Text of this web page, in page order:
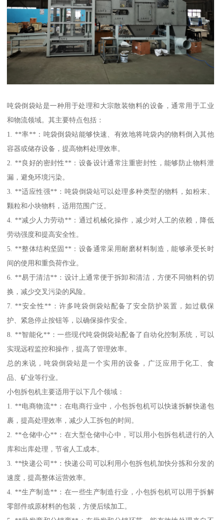
吨袋倒袋站是一种用于处理和大宗散装物料的设备，通常用于工业
和物流领域。其主要特点包括：
1. **率**：吨袋倒袋站能够快速、有效地将吨袋内的物料倒入其他
容器或储存设备，提高物料处理效率。
2. **良好的密封性**：设备设计通常注重密封性，能够防止物料泄
漏，避免环境污染。
3. **适应性强**：吨袋倒袋站可以处理多种类型的物料，如粉末、
颗粒和小块物料，适用范围广泛。
4. **减少人力劳动**：通过机械化操作，减少对人工的依赖，降低
劳动强度和提高安全性。
5. **整体结构坚固**：设备通常采用耐磨材料制造，能够承受长时
间的使用和重负荷作业。
6. **易于清洁**：设计上通常便于拆卸和清洁，方便不同物料的切
换，减少交叉污染的风险。
7. **安全性**：许多吨袋倒袋站配备了安全防护装置，如过载保
护、紧急停止按钮等，以确保操作安全。
8. **智能化**：一些现代吨袋倒袋站配备了自动化控制系统，可以
实现远程监控和操作，提高了管理效率。
总的来说，吨袋倒袋站是一个实用的设备，广泛应用于化工、食
品、矿业等行业。
小包拆包机主要适用于以下几个领域：
1. **电商物流**：在电商行业中，小包拆包机可以快速拆解快递包
裹，提高处理效率，减少人工拆包的时间。
2. **仓储中心**：在大型仓储中心中，可以用小包拆包机进行的入
库和出库处理，节省人工成本。
3. **快递公司**：快递公司可以利用小包拆包机加快分拣和分发的
速度，提高整体运营效率。
4. **生产制造**：在一些生产制造行业，小包拆包机可以用于拆解
零部件或原材料的包装，方便后续加工。